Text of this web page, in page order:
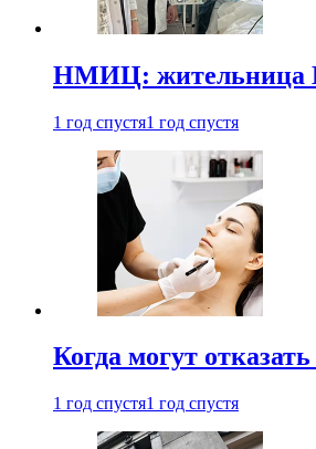
НМИЦ: жительница
1 год спустя1 год спустя
Когда могут
1 год спустя1 год спустя